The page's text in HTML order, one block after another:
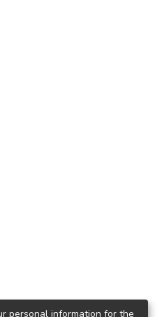
personal information for the